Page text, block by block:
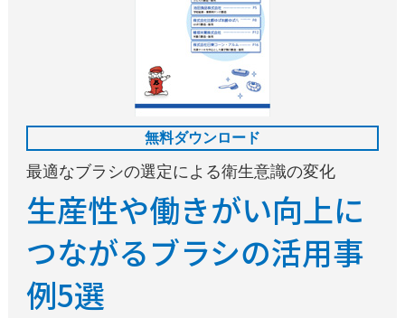
無料ダウンロード
最適なブラシの選定による衛生意識の変化
生産性や働きがい向上に
つながるブラシの活用事
例5選